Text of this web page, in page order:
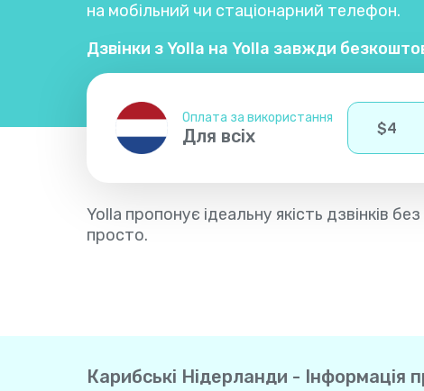
на мобільний чи стаціонарний телефон.
Дзвінки з Yolla на Yolla завжди
Оплата за використання
Для всіх $4
Yolla пропонує ідеальну якість дзвінків
просто.
Карибські Нідерланди - Інформація